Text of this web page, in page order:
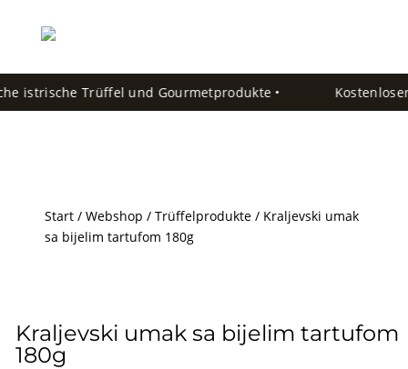
istrische Trüffel und Gourmetprodukte •
Start/ Webshop / Trüffelprodukte/ Kraljevski umak
sa bijelim tartufom 180g
Kraljevski umak sa bijelim tartufom
180g